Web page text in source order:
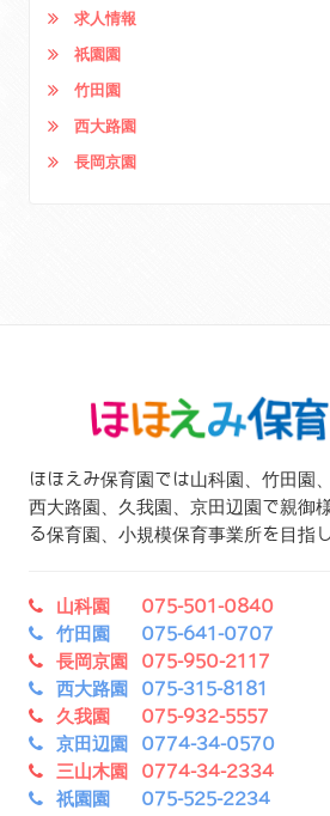
求人情報
祇園園
竹田園
西大路園
長岡京園
ほほえみ保育園では山科園、竹田園
西大路園、久我園、京田辺園で親御
る保育園、小規模保育事業所を目指
山科園 075-501-0840
竹田園 075-641-0707
長岡京園 075-950-2117
西大路園 075-315-8181
久我園 075-932-5557
京田辺園 0774-34-0570
三山木園 0774-34-2334
祇園園 075-525-2234